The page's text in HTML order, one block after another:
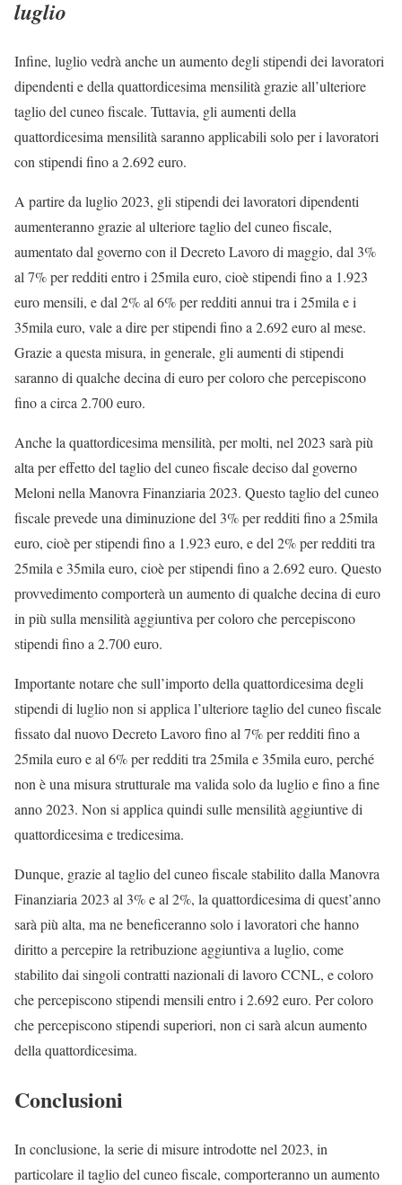
luglio
Infine, luglio vedrà anche un aumento degli stipendi dei lavoratori
dipendenti e della quattordicesima mensilità grazie all’ulteriore
taglio del cuneo fiscale. Tuttavia, gli aumenti della
quattordicesima mensilità saranno applicabili solo per i lavoratori
con stipendi fino a 2.692 euro.
A partire da luglio 2023, gli stipendi dei lavoratori dipendenti
aumenteranno grazie al ulteriore taglio del cuneo fiscale,
aumentato dal governo con il Decreto Lavoro di maggio, dal 3%
al 7% per redditi entro i 25mila euro, cioè stipendi fino a 1.923
euro mensili, e dal 2% al 6% per redditi annui tra i 25mila e i
35mila euro, vale a dire per stipendi fino a 2.692 euro al mese.
Grazie a questa misura, in generale, gli aumenti di stipendi
saranno di qualche decina di euro per coloro che percepiscono
fino a circa 2.700 euro.
Anche la quattordicesima mensilità, per molti, nel 2023 sarà più
alta per effetto del taglio del cuneo fiscale deciso dal governo
Meloni nella Manovra Finanziaria 2023. Questo taglio del cuneo
fiscale prevede una diminuzione del 3% per redditi fino a 25mila
euro, cioè per stipendi fino a 1.923 euro, e del 2% per redditi tra
25mila e 35mila euro, cioè per stipendi fino a 2.692 euro. Questo
provvedimento comporterà un aumento di qualche decina di euro
in più sulla mensilità aggiuntiva per coloro che percepiscono
stipendi fino a 2.700 euro.
Importante notare che sull’importo della quattordicesima degli
stipendi di luglio non si applica l’ulteriore taglio del cuneo fiscale
fissato dal nuovo Decreto Lavoro fino al 7% per redditi fino a
25mila euro e al 6% per redditi tra 25mila e 35mila euro, perché
non è una misura strutturale ma valida solo da luglio e fino a fine
anno 2023. Non si applica quindi sulle mensilità aggiuntive di
quattordicesima e tredicesima.
Dunque, grazie al taglio del cuneo fiscale stabilito dalla Manovra
Finanziaria 2023 al 3% e al 2%, la quattordicesima di quest’anno
sarà più alta, ma ne beneficeranno solo i lavoratori che hanno
diritto a percepire la retribuzione aggiuntiva a luglio, come
stabilito dai singoli contratti nazionali di lavoro CCNL, e coloro
che percepiscono stipendi mensili entro i 2.692 euro. Per coloro
che percepiscono stipendi superiori, non ci sarà alcun aumento
della quattordicesima.
Conclusioni
In conclusione, la serie di misure introdotte nel 2023, in
particolare il taglio del cuneo fiscale, comporteranno un aumento